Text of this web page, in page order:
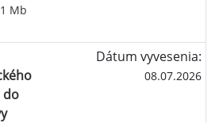
Mb
do
Dátum vyvesenia:
08.07.2026